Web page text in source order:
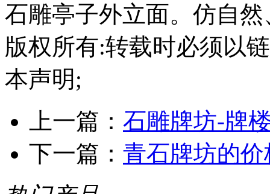
石雕亭子外立面。仿自
版权所有:转载时必须以
本声明;
上一篇： 石雕牌坊-牌
下一篇： 青石牌坊的